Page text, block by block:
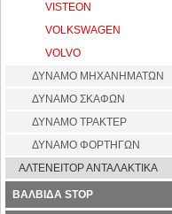
VISTEON
VOLKSWAGEN
VOLVO
ΔΥΝΑΜΟ ΜΗΧΑΝΗΜΑΤΩΝ
ΔΥΝΑΜΟ ΣΚΑΦΩΝ
ΔΥΝΑΜΟ ΤΡΑΚΤΕΡ
ΔΥΝΑΜΟ ΦΟΡΤΗΓΩΝ
ΑΛΤΕΝΕΙΤΟΡ ΑΝΤΑΛΑΚΤΙΚΑ
ΒΑΛΒΙΔΑ STOP